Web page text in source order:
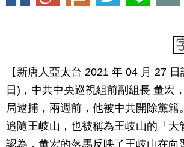
【新唐人亞太台 2021 年 04 月 27
日)，中共中央巡視組前副組長 董宏
局逮捕，兩週前，他被中共開除黨籍
追隨王岐山，也被稱為王岐山的「大
認為，董宏的落馬反映了王岐山在向